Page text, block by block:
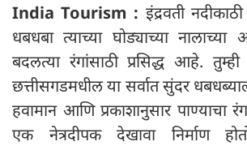
India Tourism : इंद्रवती
धबधबा त्याच्या घोड्याच्या
बदलत्या रंगांसाठी प्रसिद्ध आहे.
छत्तीसगडमधील या सर्वात सुंदर
हवामान आणि प्रकाशानुसार पाण्याचा
एक नेत्रदीपक देखावा निर्माण